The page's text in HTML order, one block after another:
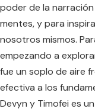
poder de la
mentes, y para
nosotros mismos.
empezando a
fue un soplo de aire
efectiva a los
Devyn y Timofei es